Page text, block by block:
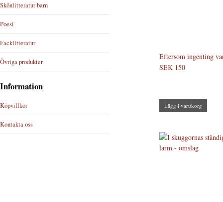
Eftersom ingenting
SEK 150
Lägg i varukorg
Skönlitteratur barn
Poesi
Facklitteratur
Övriga produkter
Information
Köpvillkor
Kontakta oss